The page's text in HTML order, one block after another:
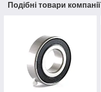
Подібні товари компанії